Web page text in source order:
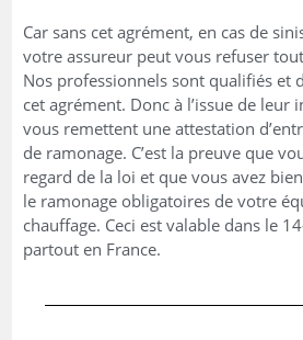
Car sans cet agrément, en cas de
votre assureur peut vous refuser
Nos professionnels sont qualifiés et
cet agrément. Donc à l’issue de leur
vous remettent une attestation
de ramonage. C’est la preuve que
regard de la loi et que vous avez
le ramonage obligatoires de votre
chauffage. Ceci est valable dans le
partout en France.